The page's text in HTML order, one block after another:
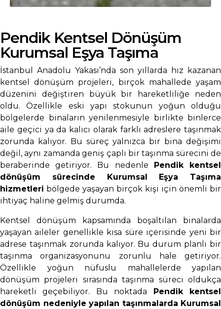
Pendik Kentsel Dönüşüm
Kurumsal Eşya Taşıma
İstanbul Anadolu Yakası’nda son yıllarda hız kazanan
kentsel dönüşüm projeleri, birçok mahallede yaşam
düzenini değiştiren büyük bir hareketliliğe neden
oldu. Özellikle eski yapı stokunun yoğun olduğu
bölgelerde binaların yenilenmesiyle birlikte binlerce
aile geçici ya da kalıcı olarak farklı adreslere taşınmak
zorunda kalıyor. Bu süreç yalnızca bir bina değişimi
değil, aynı zamanda geniş çaplı bir taşınma sürecini de
beraberinde getiriyor. Bu nedenle Pendik kentsel
dönüşüm sürecinde Kurumsal Eşya Taşıma
hizmetleri bölgede yaşayan birçok kişi için önemli bir
ihtiyaç haline gelmiş durumda.
Kentsel dönüşüm kapsamında boşaltılan binalarda
yaşayan aileler genellikle kısa süre içerisinde yeni bir
adrese taşınmak zorunda kalıyor. Bu durum planlı bir
taşınma organizasyonunu zorunlu hale getiriyor.
Özellikle yoğun nüfuslu mahallelerde yapılan
dönüşüm projeleri sırasında taşınma süreci oldukça
hareketli geçebiliyor. Bu noktada Pendik kentsel
dönüşüm nedeniyle yapılan taşınmalarda Kurumsal